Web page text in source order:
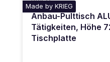
Made by KRIEG
Anbau-Pulttisch
Tätigkeiten, Höhe
Tischplatte